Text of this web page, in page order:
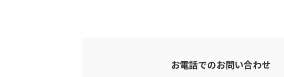
お電話でのお問い合わせ